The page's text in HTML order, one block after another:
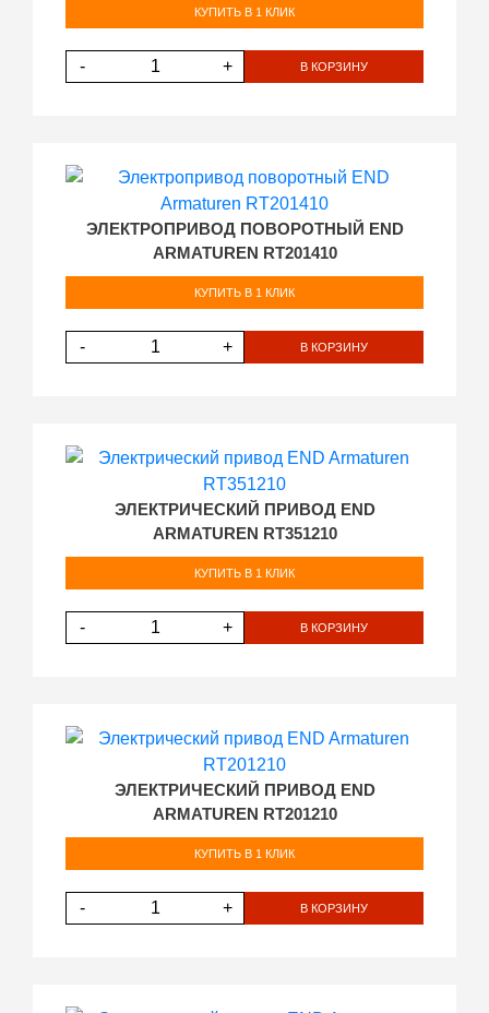
КУПИТЬ В 1 КЛИК
- + В КОРЗИНУ
ЭЛЕКТРОПРИВОД ПОВОРОТНЫЙ END
ARMATUREN RT201410
КУПИТЬ В 1 КЛИК
- + В КОРЗИНУ
ЭЛЕКТРИЧЕСКИЙ ПРИВОД END
ARMATUREN RT351210
КУПИТЬ В 1 КЛИК
- + В КОРЗИНУ
ЭЛЕКТРИЧЕСКИЙ ПРИВОД END
ARMATUREN RT201210
КУПИТЬ В 1 КЛИК
- + В КОРЗИНУ